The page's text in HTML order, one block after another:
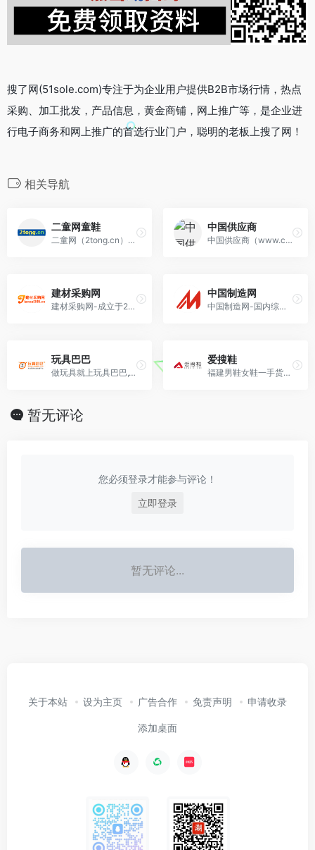
搜了网(51sole.com)专注于为企业用户提供B2B市场行情，热点
采购、加工批发，产品信息，黄金商铺，网上推广等，是企业进
行电子商务和网上推广的首选行业门户，聪明的老板上搜了网！
相关导航
二童网童鞋
二童网（2tong.cn）台州温岭童鞋、湖州织里童装批发网站,数十万童鞋、童装一手货源,童鞋童装批发厂家直销为卖家提供童装进货渠道,批发童鞋.并提供快速发布、下载，推荐专业童装童鞋…
中国供应商
中国供应商（www.china.cn）国内优质的B2B网站，是中小企业老板推广的B2B平台，是百度爱采购官方合作平台。中国供应商一直秉承“推进诚信贸易、创建国际品牌”的宗旨，专注于为企业提供互联网推广服务。
建材采购网
建材采购网-成立于2005年的建材行业b2b网站，提供建材供求、建材厂家招商加盟、建材家居品牌、建材新闻、家居知识等信息,是汇集大量高质量建材信息的专业建材网
中国制造网
中国制造网-国内综合B2B电子商务平台，覆盖全行业品类：工业品、原材料、家居百货和商务服务等。
玩具巴巴
做玩具就上玩具巴巴,10万玩具采购商每天必看网站
爱搜鞋
福建男鞋女鞋一手货源供应平台提供代发服务
暂无评论
您必须登录才能参与评论！
立即登录
暂无评论...
关于本站 设为主页 广告合作 免责声明 申请收录
添加桌面